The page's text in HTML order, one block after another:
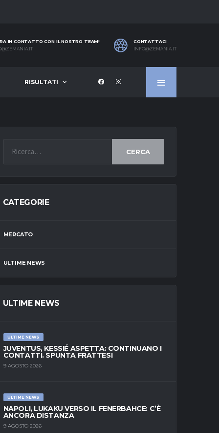
IN CONTATTO CON IL NOSTRO TEAM!
CONTATTACI
INFO@ZEMANIA.IT
RISULTATI
CERCA
CATEGORIE
MERCATO
ULTIME NEWS
ULTIME NEWS
ULTIME NEWS
JUVENTUS, KESSIÉ ASPETTA: CONTINUANO I
CONTATTI. SPUNTA FRATTESI
9 AGOSTO 2026
ULTIME NEWS
NAPOLI, LUKAKU VERSO IL FENERBAHCE: C’È
ANCORA DISTANZA
9 AGOSTO 2026